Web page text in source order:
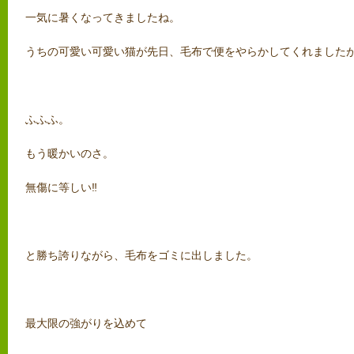
一気に暑くなってきましたね。
うちの可愛い可愛い猫が先日、毛布で便をやらかしてくれました
ふふふ。
もう暖かいのさ。
無傷に等しい‼
と勝ち誇りながら、毛布をゴミに出しました。
最大限の強がりを込めて